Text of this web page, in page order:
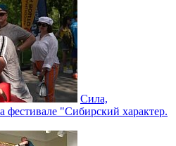
Сила,
фестивале "Сибирский характер.